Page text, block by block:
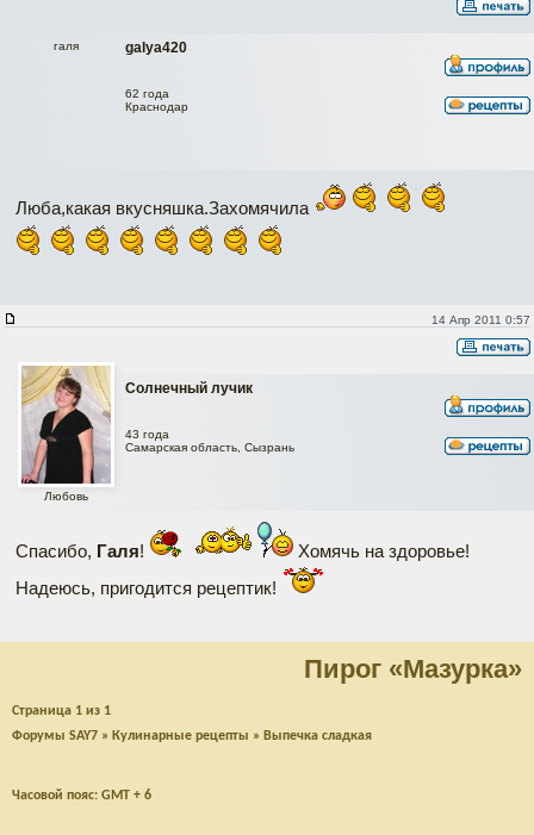
galya420
галя
62 года
Краснодар
Люба,какая вкусняшка.Захомячила
14 Апр 2011 0:57
Солнечный лучик
Любовь
43 года
Самарская область, Сызрань
Спасибо, Галя!
Хомячь на здоровье!
Надеюсь, пригодится рецептик!
Пирог «Мазурка»
Страница 1 из 1
Форумы SAY7 » Кулинарные рецепты » Выпечка сладкая
Часовой пояс: GMT + 6